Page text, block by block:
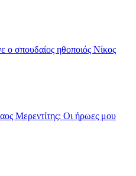
ο σπουδαίος ηθοποιός Νίκος
Μερεντίτης: Οι ήρωες μου